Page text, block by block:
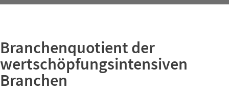
Branchenquotient der
wertschöpfungsintensiven
Branchen